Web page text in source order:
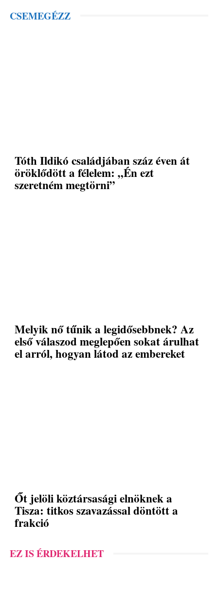
CSEMEGÉZZ
Tóth Ildikó családjában száz éven át
öröklődött a félelem: „Én ezt
szeretném megtörni”
Melyik nő tűnik a legidősebbnek? Az
első válaszod meglepően sokat árulhat
el arról, hogyan látod az embereket
Őt jelöli köztársasági elnöknek a
Tisza: titkos szavazással döntött a
frakció
EZ IS ÉRDEKELHET